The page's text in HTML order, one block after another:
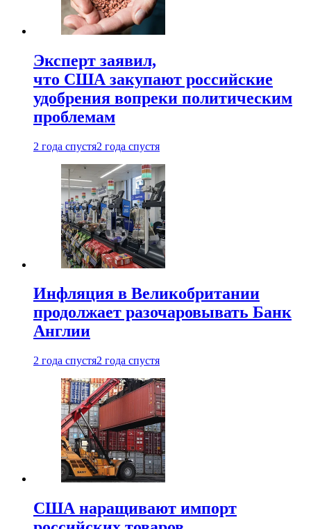
Эксперт заявил,
что США закупают российские
удобрения вопреки политическим
проблемам
2 года спустя2 года спустя
Инфляция в Великобритании
продолжает разочаровывать Банк
Англии
2 года спустя2 года спустя
США наращивают импорт